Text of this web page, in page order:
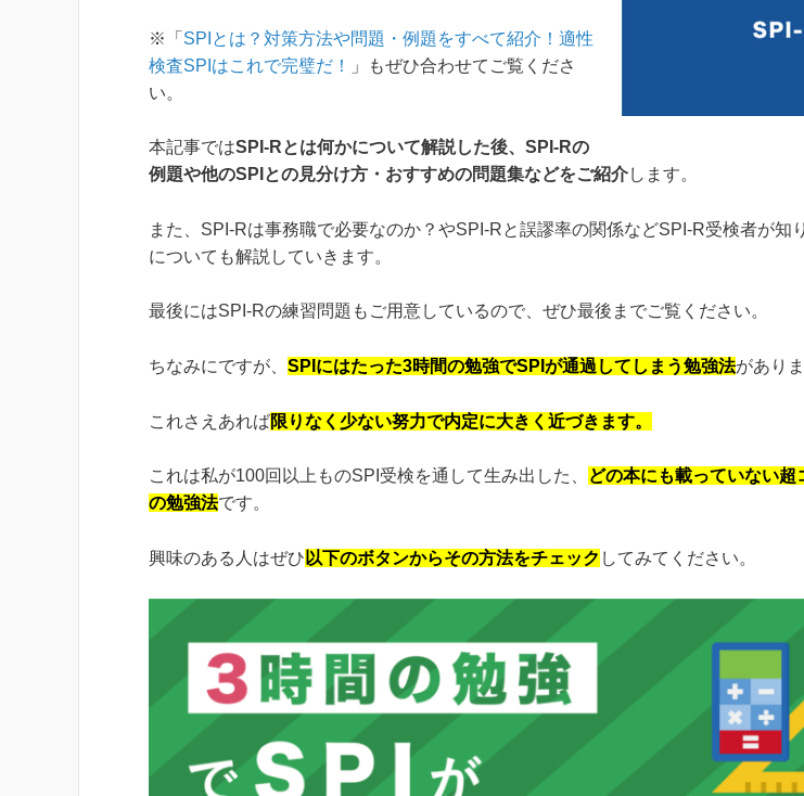
※「 SPIとは？対策方法や問題・例題をすべて紹介！適性
検査SPIはこれで完璧だ！
」もぜひ合わせてご覧くださ
い。
本記事ではSPI-Rとは何かについて解説した後、SPI-Rの
例題や他のSPIとの見分け方・おすすめの問題集などをご紹介します。
また、SPI-Rは事務職で必要なのか？やSPI-Rと誤謬率の関係などSPI-R受検者が知
についても解説していきます。
最後にはSPI-Rの練習問題もご用意しているので、ぜひ最後までご覧ください。
ちなみにですが、 SPIにはたった3時間の勉強でSPIが通過してしまう勉強法がありま
これさえあれば限りなく少ない努力で内定に大きく近づきます。
これは私が100回以上ものSPI受検を通して生み出した、
どの本にも載っていない超
の勉強法です。
興味のある人はぜひ 以下のボタンからその方法をチェック してみてください。